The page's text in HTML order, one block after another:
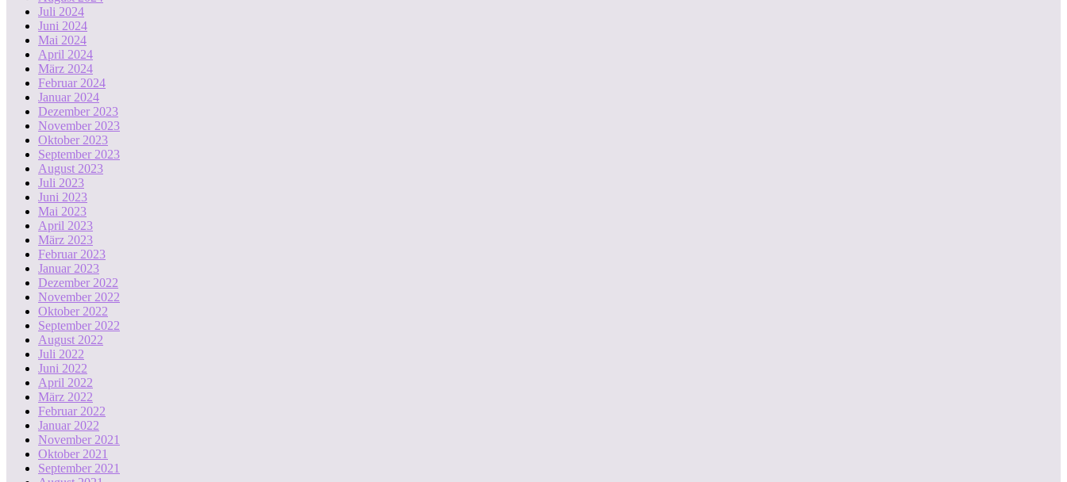
Juli 2024
Juni 2024
Mai 2024
April 2024
März 2024
Februar 2024
Januar 2024
Dezember 2023
November 2023
Oktober 2023
September 2023
August 2023
Juli 2023
Juni 2023
Mai 2023
April 2023
März 2023
Februar 2023
Januar 2023
Dezember 2022
November 2022
Oktober 2022
September 2022
August 2022
Juli 2022
Juni 2022
April 2022
März 2022
Februar 2022
Januar 2022
November 2021
Oktober 2021
September 2021